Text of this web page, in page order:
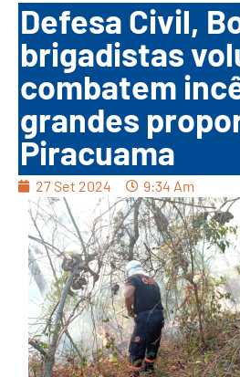
Defesa Civil,
brigadistas
combatem
grandes
Piracuama
27 Set 2024 9:34 Am